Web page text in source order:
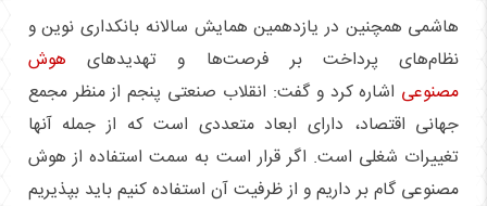
هاشمی همچنین در یازدهمین همایش سالانه بانکداری نوین و
نظام‌های پرداخت بر فرصت‌ها و تهدیدهای هوش
مصنوعی اشاره کرد و گفت: انقلاب صنعتی پنجم از منظر مجمع
جهانی اقتصاد، دارای ابعاد متعددی است که از جمله آنها
تغییرات شغلی است. اگر قرار است به سمت استفاده از هوش
مصنوعی گام بر داریم و از ظرفیت آن استفاده ‌کنیم باید بپذیریم